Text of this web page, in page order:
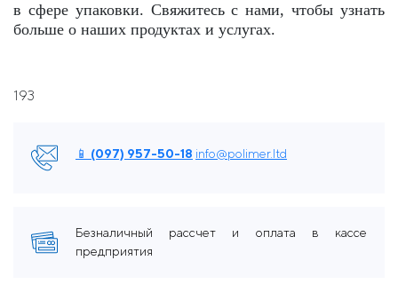
в сфере упаковки. Свяжитесь с нами, чтобы узнать
больше о наших продуктах и ​​услугах.
193
📱 (097) 957-50-18 info@polimer.ltd
Безналичный рассчет и оплата в кассе
предприятия